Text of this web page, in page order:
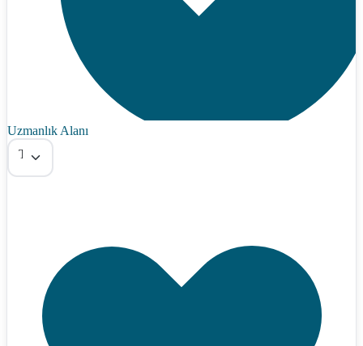
Uzmanlık Alanı
Tümü